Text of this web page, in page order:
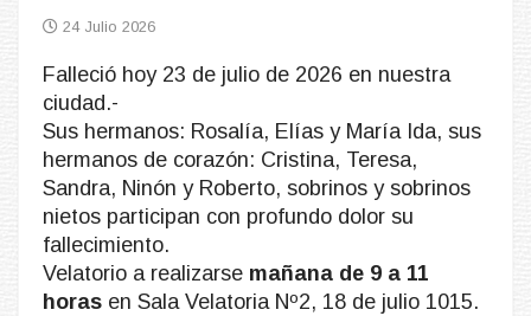
24 Julio 2026
Falleció hoy 23 de julio de 2026 en nuestra
ciudad.-
Sus hermanos: Rosalía, Elías y María Ida, sus
hermanos de corazón: Cristina, Teresa,
Sandra, Ninón y Roberto, sobrinos y sobrinos
nietos participan con profundo dolor su
fallecimiento.
Velatorio a realizarse mañana de 9 a 11
horas en Sala Velatoria Nº2, 18 de julio 1015.